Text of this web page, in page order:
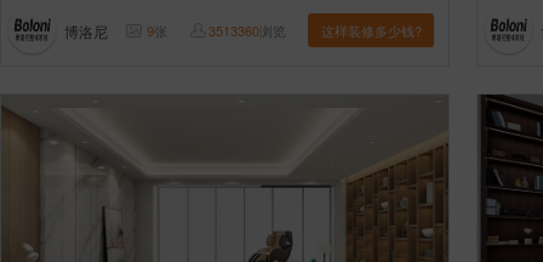
博洛尼 9张 3513360浏览 这样装修多少钱?